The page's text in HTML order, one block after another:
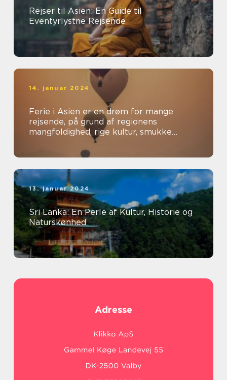
Rejser til Asien: En Guide til
Eventyrlystne Rejsende
14. januar 2024
Ferie i Asien er en drøm for mange
rejsende, på grund af regionens
mangfoldighed, rige kultur, smukke
landskaber og spændende oplevelser
13. januar 2024
Sri Lanka: En Perle af Kultur, Historie og
Naturskønhed
Adresse